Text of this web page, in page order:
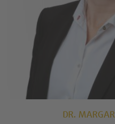
DR.